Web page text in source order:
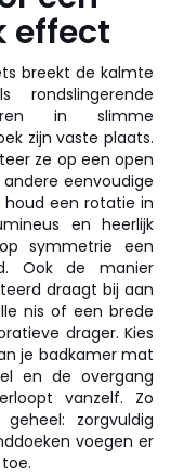
effect
breekt de kalmte
in slimme
zijn vaste plaats.
ze op een open
eenvoudige
houd een rotatie in
en heerlijk
symmetrie een
Ook de manier
draagt bij aan
nis of een brede
drager. Kies
je badkamer mat
en de overgang
vanzelf. Zo
zorgvuldig
voegen er